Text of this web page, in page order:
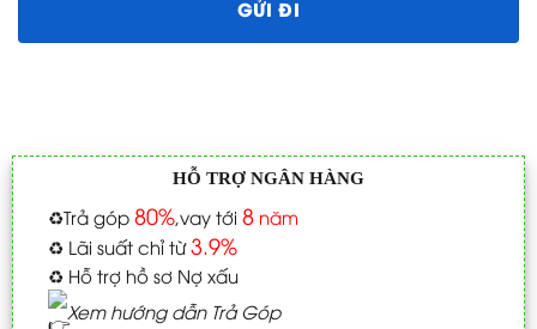
HỖ TRỢ NGÂN HÀNG
♻️Trả góp 80%,vay tới 8năm
♻️ Lãi suất chỉ từ3.9%
♻️ Hỗ trợ hồ sơ Nợ xấu
Xem hướng dẫn Trả Góp